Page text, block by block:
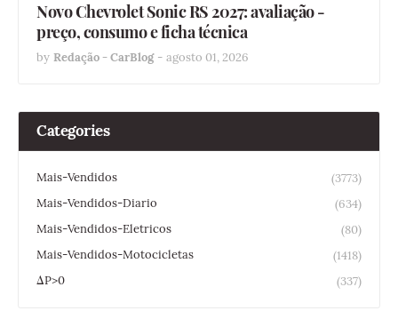
Novo Chevrolet Sonic RS 2027: avaliação -
preço, consumo e ficha técnica
by Redação - CarBlog - agosto 01, 2026
Categories
Mais-Vendidos
(3773)
Mais-Vendidos-Diario
(634)
Mais-Vendidos-Eletricos
(80)
Mais-Vendidos-Motocicletas
(1418)
ΔP>0
(337)